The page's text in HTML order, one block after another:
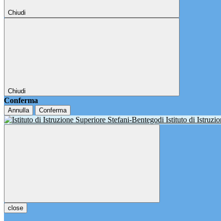
Chiudi
Chiudi
Conferma
Annulla Conferma
Istituto di
close